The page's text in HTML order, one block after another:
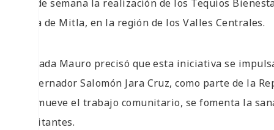
fin de semana la realización de los Tequios
Villa de Mitla, en la región de los Valles Centrales.
Estrada Mauro precisó que esta iniciativa se
Gobernador Salomón Jara Cruz, como parte de la
promueve el trabajo comunitario, se fomenta la
habitantes.